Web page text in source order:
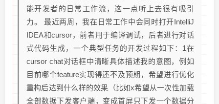
能开发者的日常工作流，这一点听上去很有吸引
力。 最近两周，我在日常工作中会同时打开IntelliJ
IDEA和cursor，前者用于编译调试，后者进行对话
式代码生成，一个典型任务的开发过程如下：1在
cursor chat对话框中清晰具体描述我的意图，例如
目前哪个feature实现得还不及预期，希望进行优化
重构后达到什么样的效果（比如x希望从一次性加载
全部数据下发客户端，变成首屏只下发一个数据分